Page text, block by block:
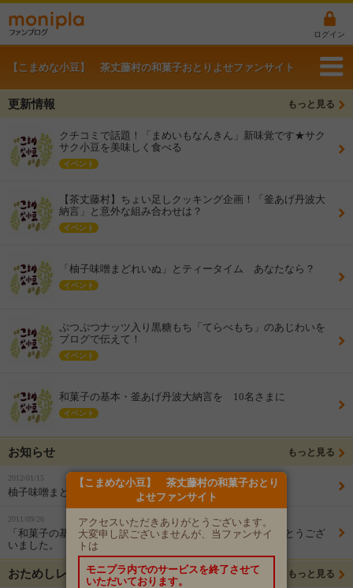
ログイン
【こまめな小豆】 茶丈藤村の和菓子おとりよせファンサイト
更新情報 もっと見る
クチコミで話題！「まめいもなんきん」新味覚です★サク
サク小豆を美味しく食べる
イベント
【茶丈藤村】ちょい足しクッキング企画！「釜あげ丹波大
納言」と意外な組み合わせは？
イベント
「柚子味噌まどれいぬ」とティータイム あなたなら？
イベント
ぷつぷつナッツ入り黒糖もち「てらべもち」のあじわいを
ブログで伝えて！
イベント
和菓子の基本・釜あげ丹波大納言を 10名さまに
イベント
お知らせ もっと見る
2012/01/15
柚子味噌まどれいぬ 「お題に答えて」の募集です
2011/09/26
「和菓子の基本・釜あげ丹波大納言」へのご応募多数ありがとうござ
いました。
おためしレビュー もっと見る
【こまめな小豆】 茶丈藤村の和菓子おとり
よせファンサイト
アクセスいただきありがとうございます。
大変申し訳ございませんが、当ファンサイ
トは
モニプラ内でのサービスを終了させて
いただいております。